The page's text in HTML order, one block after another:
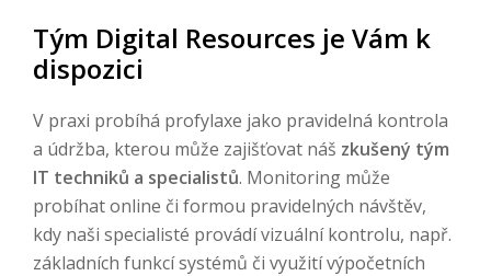
Tým Digital Resources je Vám k
dispozici
V praxi probíhá profylaxe jako pravidelná kontrola
a údržba, kterou může zajišťovat náš zkušený tým
IT techniků a specialistů. Monitoring může
probíhat online či formou pravidelných návštěv,
kdy naši specialisté provádí vizuální kontrolu, např.
základních funkcí systémů či využití výpočetních